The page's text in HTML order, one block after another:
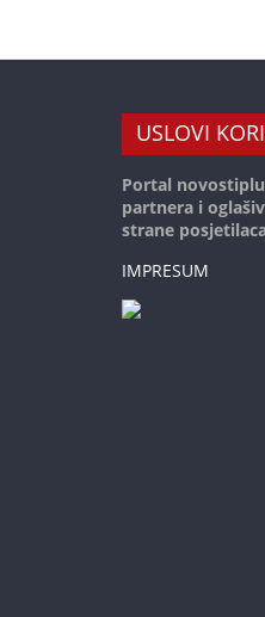
USLOVI
Portal
partnera i
strane
IMPRESUM